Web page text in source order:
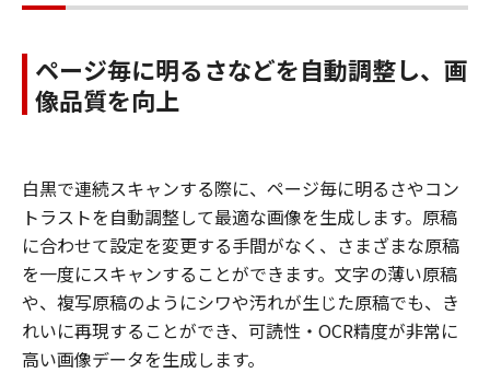
ページ毎に明るさなどを自動調整し、画
像品質を向上
白黒で連続スキャンする際に、ページ毎に明るさやコン
トラストを自動調整して最適な画像を生成します。原稿
に合わせて設定を変更する手間がなく、さまざまな原稿
を一度にスキャンすることができます。文字の薄い原稿
や、複写原稿のようにシワや汚れが生じた原稿でも、き
れいに再現することができ、可読性・OCR精度が非常に
高い画像データを生成します。